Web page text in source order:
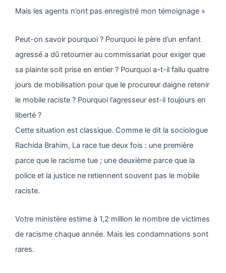
Mais les agents n’ont pas enregistré mon témoignage »
Peut-on savoir pourquoi ? Pourquoi le père d’un enfant
agressé a dû retourner au commissariat pour exiger que
sa plainte soit prise en entier ? Pourquoi a-t-il fallu quatre
jours de mobilisation pour que le procureur daigne retenir
le mobile raciste ? Pourquoi l’agresseur est-il toujours en
liberté ?
Cette situation est classique. Comme le dit la sociologue
Rachida Brahim, La race tue deux fois : une première
parce que le racisme tue ; une deuxième parce que la
police et la justice ne retiennent souvent pas le mobile
raciste.
Votre ministère estime à 1,2 million le nombre de victimes
de racisme chaque année. Mais les condamnations sont
rares.